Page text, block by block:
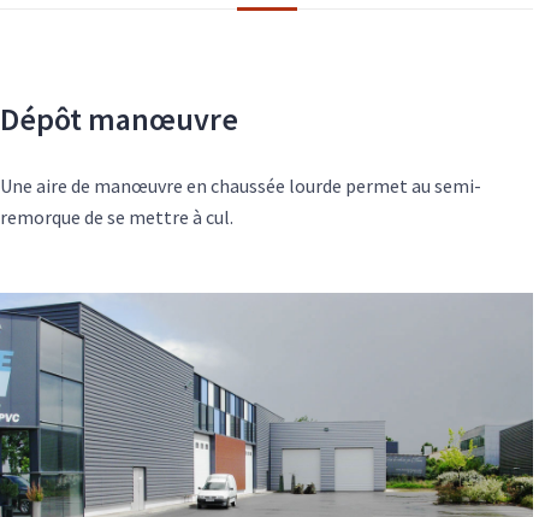
Dépôt manœuvre
Une aire de manœuvre en chaussée lourde permet au semi-
remorque de se mettre à cul.